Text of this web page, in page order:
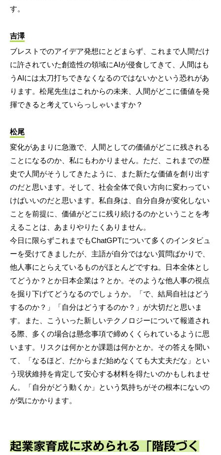
す。
吉澤
ブレストでのアイデア発想にとどまらず、これまで人間だけ
に許されていた創造性の領域にAIが侵食してきて、人間はも
うAIには太刀打ちできなくなるのではないかという恐れがあ
ります。松尾先生はこれからの未来、人間がどこに価値を発
揮できると考えていらっしゃいますか？
松尾
変化があまりに急激で、人間としての価値がどこに残される
ことになるのか、私にもわかりません。ただ、これまでの歴
史で人間がそうしてきたように、また新たな価値を創り出す
のだと思います。そして、社会全体で良い方向に変わってい
けばいいのだと思います。私自身は、自分自身が変化しない
ことを前提に、価値がどこに残り続けるのかということを考
えることは、あまりやりたくありません。
今日に限らずこれまでもChatGPTについて多くのインタビュ
ーを受けてきましたが、主語が自分ではない質問ばかりで、
他人事にとらえているものがほとんどですね。日本全体とし
てどうか？とか日本企業は？とか。そのような他人事の視点
を掘り下げてどうなるのでしょうか。「で、結局自社はどう
するのか？」「自分はどうするのか？」が大切だと思いま
す。また、こういった新しいテクノロジーについて報道され
る際、多くの場合は懸念事項で締めくくられているように思
います。リスクは何かとか課題は何かとか。その答えを聞い
て、「なるほど、だからまだ始めなくても大丈夫だな」とい
う現状維持を肯定して安心する材料を得たいのかもしれませ
ん。「自分がどう動くか」という気持ちがその根本にないの
が気にかかります。
起業家育成に求められる「階段づく